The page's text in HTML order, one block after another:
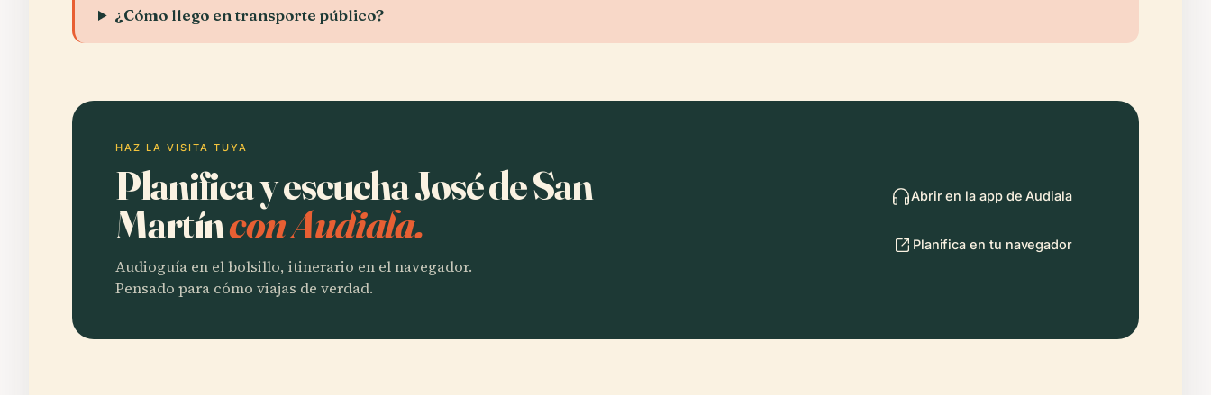
¿Cómo llego en transporte público?
HAZ LA VISITA TUYA
Planifica y escucha José de San
Martíncon Audiala.
Audioguía en el bolsillo, itinerario en el navegador.
Pensado para cómo viajas de verdad.
Abrir en la app de Audiala
Planifica en tu navegador